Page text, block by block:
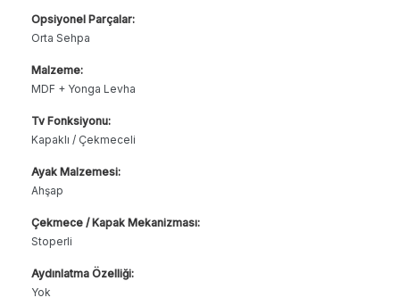
Opsiyonel Parçalar:
Orta Sehpa
Malzeme:
MDF + Yonga Levha
Tv Fonksiyonu:
Kapaklı / Çekmeceli
Ayak Malzemesi:
Ahşap
Çekmece / Kapak Mekanizması:
Stoperli
Aydınlatma Özelliği:
Yok